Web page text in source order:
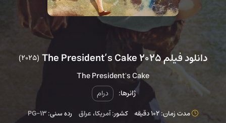
دانلود فیلم The President’s Cake 2025 (2025)
The President's Cake
ژانرها: درام
مدت زمان: 102 دقیقه کشور:آمریکا،عراق رده سنی:PG-13